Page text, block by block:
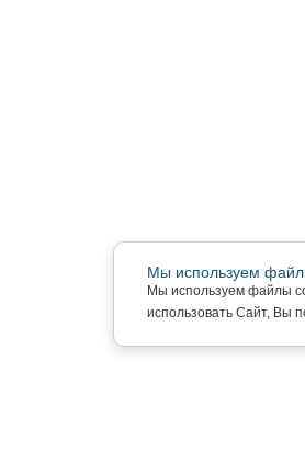
Мы используем
Мы используем файлы
использовать Сайт, Вы